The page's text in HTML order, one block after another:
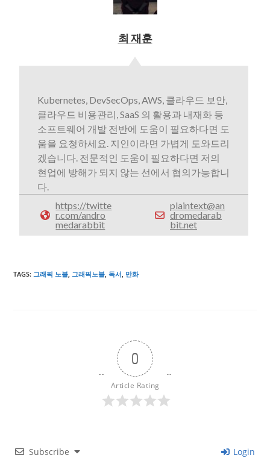
최 재훈
Kubernetes, DevSecOps, AWS, 클라우드 보안,
클라우드 비용관리, SaaS 의 활용과 내재화 등
소프트웨어 개발 전반에 도움이 필요하다면 도
움을 요청하세요. 지인이라면 가볍게 도와드리
겠습니다. 전문적인 도움이 필요하다면 저의
현업에 방해가 되지 않는 선에서 협의가능합니
다.
https://twitte
r.com/andro
medarabbit
plaintext@an
dromedarab
bit.net
TAGS:그래픽 노블, 그래픽노블, 독서, 만화
0
Article Rating
Subscribe Login